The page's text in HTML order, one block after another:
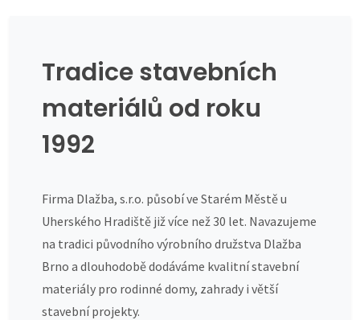
Tradice stavebních
materiálů od roku
1992
Firma Dlažba, s.r.o. působí ve Starém Městě u
Uherského Hradiště již více než 30 let. Navazujeme
na tradici původního výrobního družstva Dlažba
Brno a dlouhodobě dodáváme kvalitní stavební
materiály pro rodinné domy, zahrady i větší
stavební projekty.